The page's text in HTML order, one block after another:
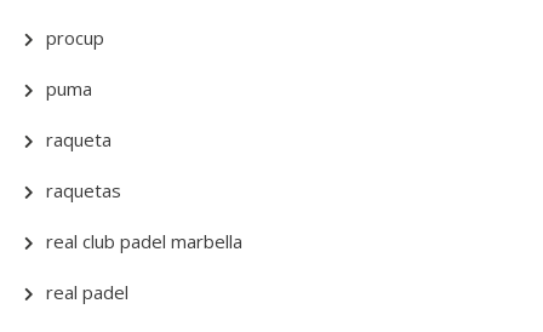
procup
puma
raqueta
raquetas
real club padel marbella
real padel